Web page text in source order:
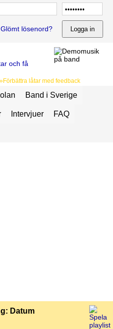
Glömt lösenord?
låtar med feedback
Band i Sverige
Intervjuer FAQ
Datum